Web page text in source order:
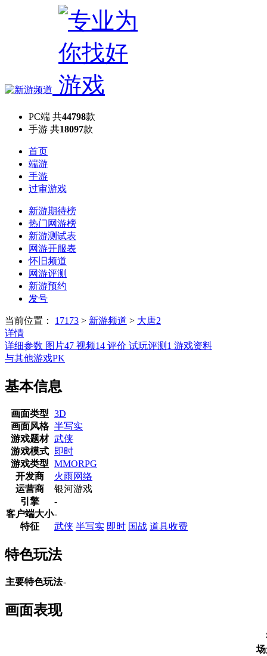
PC端 共44798款
手游 共18097款
首页
端游
手游
过审游戏
新游期待榜
热门网游榜
新游测试表
网游开服表
怀旧频道
网游评测
新游预约
发号
当前位置： 17173 > 新游频道 > 大唐2
详情
详细参数 图片47 视频14 评价 试玩评测 1 游戏资料
与其他游戏PK
基本信息
画面类型 3D
画面风格 半写实
游戏题材 武侠
游戏模式
即时
游戏类型 MMORPG
开发商
火雨网络
运营商
银河游戏
引擎
-
客户端大小-
特征
武侠 半写实 即时 国战 道具收费
特色玩法
主要特色玩法-
画面表现